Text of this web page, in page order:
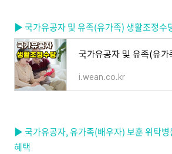
▶ 국가유공자 및 유족(유가족) 생활조정수
i.wean.co.kr
▶ 국가유공자, 유가족(배우자) 보훈 위탁병
혜택